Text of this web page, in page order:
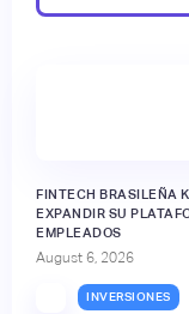
FINTECH BRASILEÑA
EXPANDIR SU
EMPLEADOS
August 6, 2026
INVERSIONES